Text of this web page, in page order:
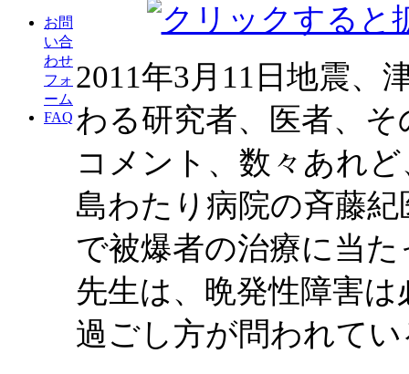
お問
い合
わせ
フォ
ーム
FAQ
2011年3月11日地震、
わる研究者、医者、
コメント、数々あれ
島わたり病院の斉藤
で被爆者の治療に当
先生は、晩発性障害
過ごし方が問われて